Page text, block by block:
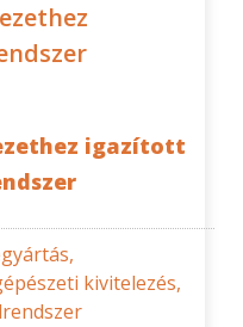
igazított
kivitelezés,